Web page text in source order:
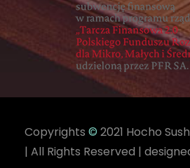
Copyrights © 2021 Hocho
| All Rights Reserved |